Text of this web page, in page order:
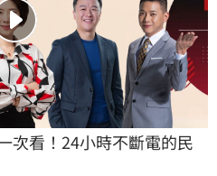
次看！24小時不斷電的民